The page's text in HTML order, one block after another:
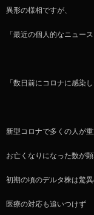
異形の様相ですが、
「最近の個人的なニュー
「数日前にコロナに感染し
新型コロナで多くの人が重
お亡くなりになった数が顕
初期の頃のデルタ株は驚異
医療の対応も追いつけず